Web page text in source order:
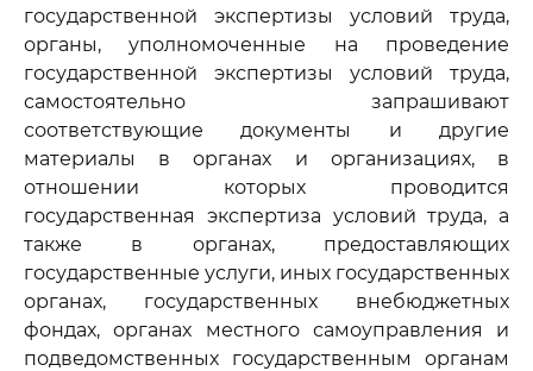
государственной экспертизы условий труда,
органы, уполномоченные на проведение
государственной экспертизы условий труда,
самостоятельно запрашивают
соответствующие документы и другие
материалы в органах и организациях, в
отношении которых проводится
государственная экспертиза условий труда, а
также в органах, предоставляющих
государственные услуги, иных государственных
органах, государственных внебюджетных
фондах, органах местного самоуправления и
подведомственных государственным органам